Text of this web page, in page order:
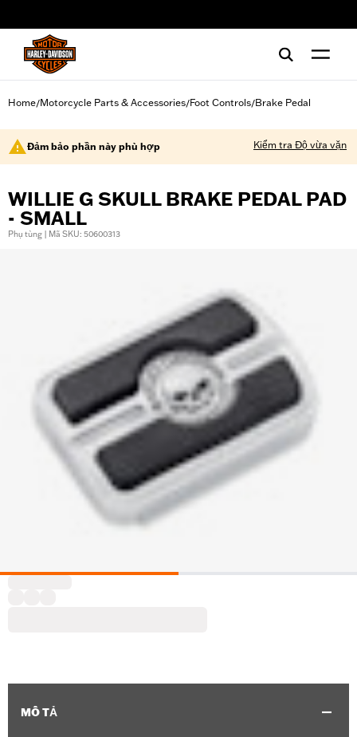
Home/Motorcycle Parts & Accessories/Foot Controls/Brake Pedal
Đảm bảo phần này phù hợp Kiểm tra Độ vừa vặn
WILLIE G SKULL BRAKE PEDAL PAD
- SMALL
Phụ tùng | Mã SKU: 50600313
MÔ TẢ